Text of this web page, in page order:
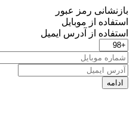
بازنشانی رمز عبور
استفاده از موبایل
استفاده از آدرس ایمیل
ادامه